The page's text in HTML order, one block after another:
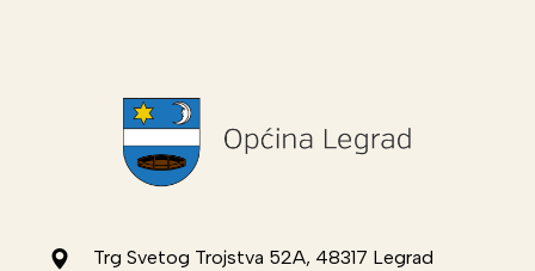
Trg Svetog Trojstva 52A, 48317 Legrad